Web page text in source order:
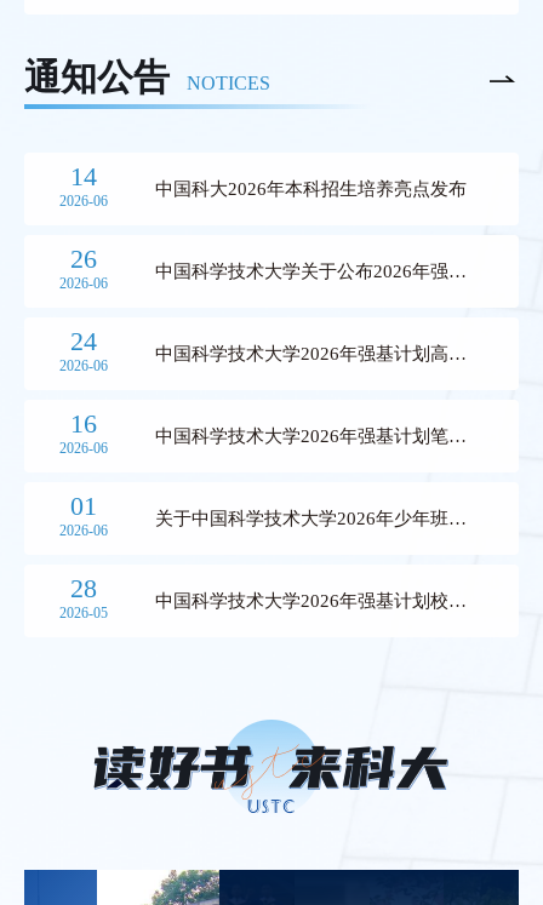
通知公告 NOTICES
14
2026-06
中国科大2026年本科招生培养亮点发布
26
2026-06
中国科学技术大学关于公布2026年强基
24
2026-06
中国科学技术大学2026年强基计划高校
16
2026-06
中国科学技术大学2026年强基计划笔试
01
2026-06
关于中国科学技术大学2026年少年班及
28
2026-05
中国科学技术大学2026年强基计划校考